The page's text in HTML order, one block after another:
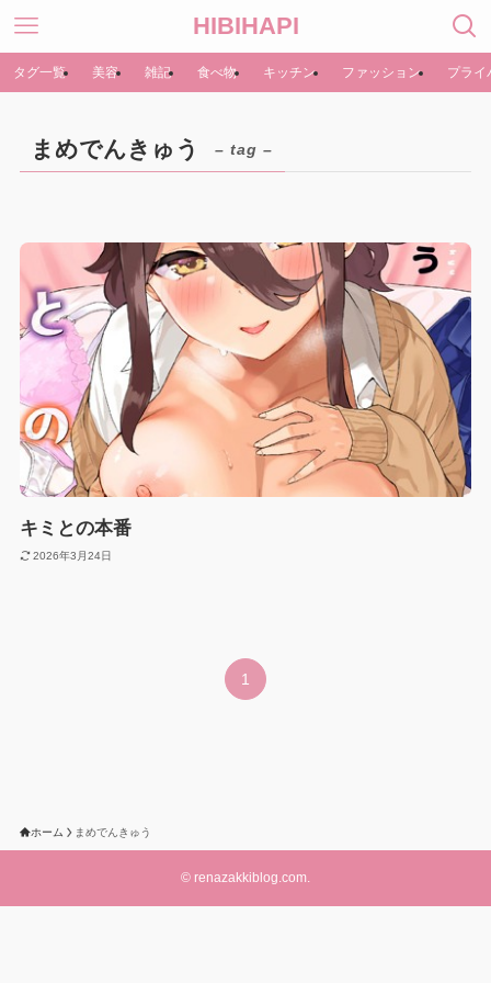
HIBIHAPI
タグ一覧 美容 雑記 食べ物 キッチン ファッション プライ
まめでんきゅう – tag –
キミとの本番
2026年3月24日
1
ホーム まめでんきゅう
© renazakkiblog.com.